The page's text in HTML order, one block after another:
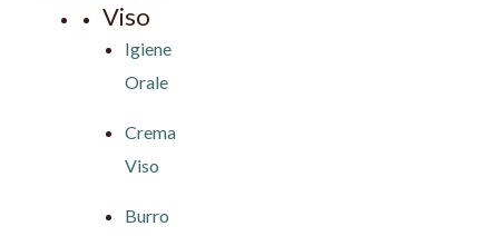
Viso
Igiene
Orale
Crema
Viso
Burro